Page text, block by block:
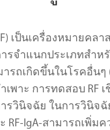
เป็นเครื่องหมายคล
จำแนกประเภทสำหรับ
ารถเกิดขึ้นในโรคอื่น
พาะ การทดสอบ RF
รวินิจฉัย ในการวินิจ
ละ RF-IgA-สามารถ